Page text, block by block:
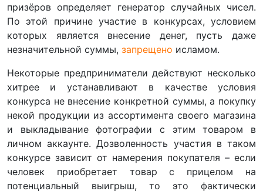
призёров определяет генератор случайных чисел.
По этой причине участие в конкурсах, условием
которых является внесение денег, пусть даже
незначительной суммы, запрещено исламом.
Некоторые предприниматели действуют несколько
хитрее и устанавливают в качестве условия
конкурса не внесение конкретной суммы, а покупку
некой продукции из ассортимента своего магазина
и выкладывание фотографии с этим товаром в
личном аккаунте. Дозволенность участия в таком
конкурсе зависит от намерения покупателя – если
человек приобретает товар с прицелом на
потенциальный выигрыш, то это фактически